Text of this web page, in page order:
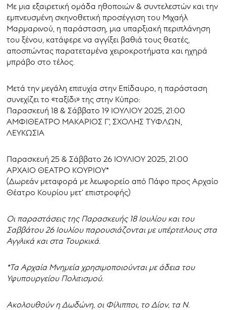
Με μια εξαιρετική ομάδα ηθοποιών & συντελεστών και την
εμπνευσμένη σκηνοθετική προσέγγιση του Μιχαήλ
Μαρμαρινού, η παράσταση, μια υπαρξιακή περιπλάνηση
του ξένου, κατάφερε να αγγίξει βαθιά τους θεατές,
αποσπώντας παρατεταμένα χειροκροτήματα και ηχηρά
μπράβο στο τέλος.
Μετά την μεγάλη επιτυχία στην Επίδαυρο, η παράσταση
συνεχίζει το «ταξίδι» της στην Κύπρο:
Παρασκευή 18 & Σάββατο 19 ΙΟΥΛΙΟΥ 2025, 21:00
ΑΜΦΙΘΕΑΤΡΟ ΜΑΚΑΡΙΟΣ Γ’, ΣΧΟΛΗΣ ΤΥΦΛΩΝ,
ΛΕΥΚΩΣΙΑ
Παρασκευή 25 & Σάββατο 26 ΙΟΥΛΙΟΥ 2025, 21:00
ΑΡΧΑΙΟ ΘΕΑΤΡΟ ΚΟΥΡΙΟΥ*
(Δωρεάν μεταφορά με λεωφορείο από Πάφο προς Αρχαίο
Θέατρο Κουρίου μετ’ επιστροφής)
Οι παραστάσεις της Παρασκευής 18 Ιουλίου και του
Σαββάτου 26 Ιουλίου παρουσιάζονται με υπέρτιτλους στα
Αγγλικά και στα Τουρκικά.
*Τα Αρχαία Μνημεία χρησιμοποιούνται με άδεια του
Υφυπουργείου Πολιτισμού.
Ακολουθούν η Δωδώνη, οι Φίλιπποι, το Δίον, τα Ν.